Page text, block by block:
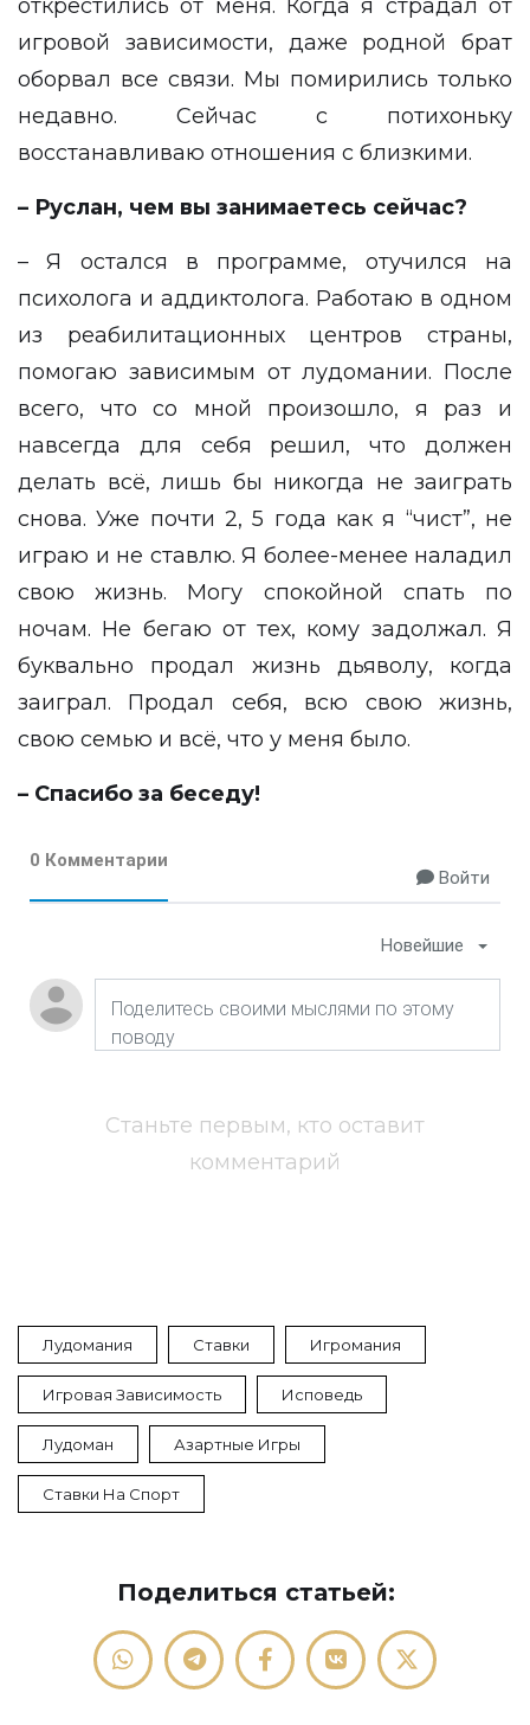
открестились от меня. Когда я страдал от
игровой зависимости, даже родной брат
оборвал все связи. Мы помирились только
недавно. Сейчас с потихоньку
восстанавливаю отношения с близкими.
– Руслан, чем вы занимаетесь сейчас?
– Я остался в программе, отучился на
психолога и аддиктолога. Работаю в одном
из реабилитационных центров страны,
помогаю зависимым от лудомании. После
всего, что со мной произошло, я раз и
навсегда для себя решил, что должен
делать всё, лишь бы никогда не заиграть
снова. Уже почти 2, 5 года как я “чист”, не
играю и не ставлю. Я более-менее наладил
свою жизнь. Могу спокойной спать по
ночам. Не бегаю от тех, кому задолжал. Я
буквально продал жизнь дьяволу, когда
заиграл. Продал себя, всю свою жизнь,
свою семью и всё, что у меня было.
– Спасибо за беседу!
0 Комментарии
Войти
Новейшие
Станьте первым, кто оставит
комментарий
Лудомания Ставки Игромания
Игровая Зависимость Исповедь
Лудоман Азартные Игры
Ставки На Спорт
Поделиться статьей: